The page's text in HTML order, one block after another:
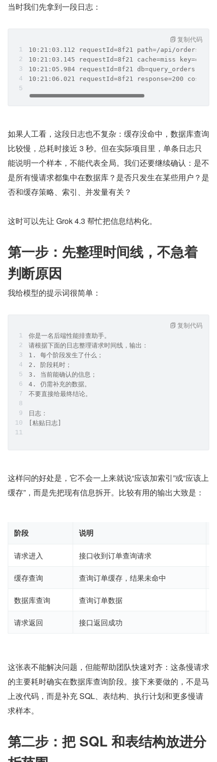
当时我们先拿到一段日志：
10:21:03.112 requestId=8f21 path=/api/orders/
10:21:03.145 requestId=8f21 cache=miss
10:21:05.984 requestId=8f21 db=query_orders
10:21:06.021 requestId=8f21 response=200
复制代码
如果人工看，这段日志也不复杂：缓存没命中，数据库查询
比较慢，总耗时接近 3 秒。但在实际项目里，单条日志只
能说明一个样本，不能代表全局。我们还要继续确认：是不
是所有慢请求都集中在数据库？是否只发生在某些用户？是
否和缓存策略、索引、并发量有关？
这时可以先让 Grok 4.3 帮忙把信息结构化。
第一步：先整理时间线，不急着
判断原因
我给模型的提示词很简单：
你是一名后端性能排查助手。
请根据下面的日志整理请求时间线，输出：
1. 每个阶段发生了什么；
2. 阶段耗时；
3. 当前能确认的信息；
4. 仍需补充的数据。
不要直接给最终结论。
日志：
[粘贴日志]
复制代码
这样问的好处是，它不会一上来就说“应该加索引”或“应该上
缓存”，而是先把现有信息拆开。比较有用的输出大致是：
阶段 说明
请求进入 接口收到订单查询请求
缓存查询 查询订单缓存，结果未命中
数据库查询 查询订单数据
请求返回 接口返回成功
这张表不能解决问题，但能帮助团队快速对齐：这条慢请求
的主要耗时确实在数据库查询阶段。接下来要做的，不是马
上改代码，而是补充 SQL、表结构、执行计划和更多慢请
求样本。
第二步：把 SQL 和表结构放进分